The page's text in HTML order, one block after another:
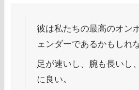
彼は私たちの最高のオン
ェンダーであるかもしれ
足が速いし、腕も長いし
に良い。